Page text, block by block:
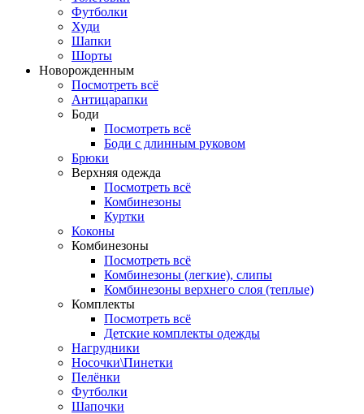
Футболки
Худи
Шапки
Шорты
Новорожденным
Посмотреть всё
Антицарапки
Боди
Посмотреть всё
Боди с длинным руковом
Брюки
Верхняя одежда
Посмотреть всё
Комбинезоны
Куртки
Коконы
Комбинезоны
Посмотреть всё
Комбинезоны (легкие), слипы
Комбинезоны верхнего слоя (теплые)
Комплекты
Посмотреть всё
Детские комплекты одежды
Нагрудники
Носочки\Пинетки
Пелёнки
Футболки
Шапочки